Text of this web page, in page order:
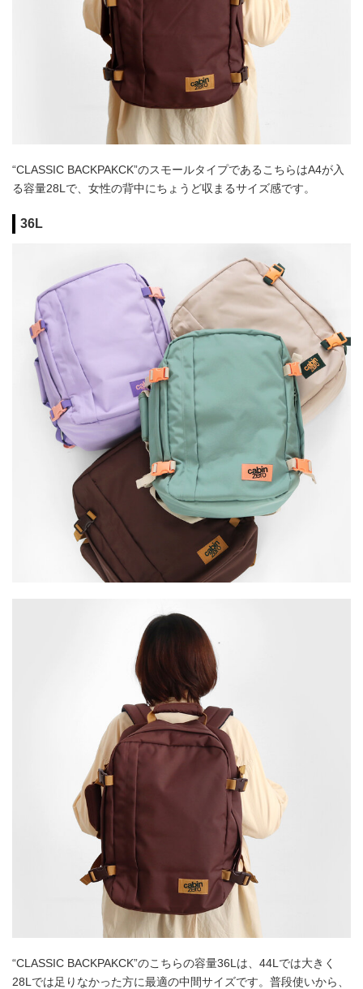
“CLASSIC BACKPAKCK”のスモールタイプであるこちらはA4が入
る容量28Lで、女性の背中にちょうど収まるサイズ感です。
36L
“CLASSIC BACKPAKCK”のこちらの容量36Lは、44Lでは大きく
28Lでは足りなかった方に最適の中間サイズです。普段使いから、